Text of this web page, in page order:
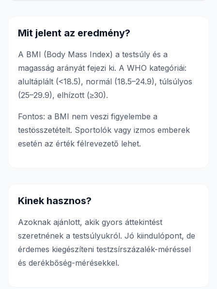
Mit jelent az eredmény?
A BMI (Body Mass Index) a testsúly és a
magasság arányát fejezi ki. A WHO kategóriái:
alultáplált (<18.5), normál (18.5–24.9), túlsúlyos
(25–29.9), elhízott (≥30).
Fontos: a BMI nem veszi figyelembe a
testösszetételt. Sportolók vagy izmos emberek
esetén az érték félrevezető lehet.
Kinek hasznos?
Azoknak ajánlott, akik gyors áttekintést
szeretnének a testsúlyukról. Jó kiindulópont, de
érdemes kiegészíteni testzsírszázalék-méréssel
és derékbőség-mérésekkel.